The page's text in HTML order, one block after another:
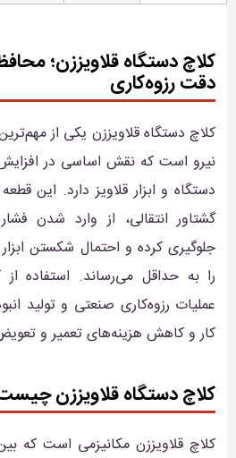
کلاچ دستگاه قلاویززن؛
دقت رزوه‌کاری
کلاچ دستگاه قلاویززن یکی از
نیرو است که نقش اساسی در
دستگاه و ابزار قلاویز دارد. این
گشتاور انتقالی، از وارد شدن
جلوگیری کرده و احتمال شکستن
را به حداقل می‌رساند. استفاده
عملیات رزوه‌کاری صنعتی و تولید
کار و کاهش هزینه‌های تعمیر و
کلاچ دستگاه قلاویززن
کلاچ قلاویززن مکانیزمی است که بین